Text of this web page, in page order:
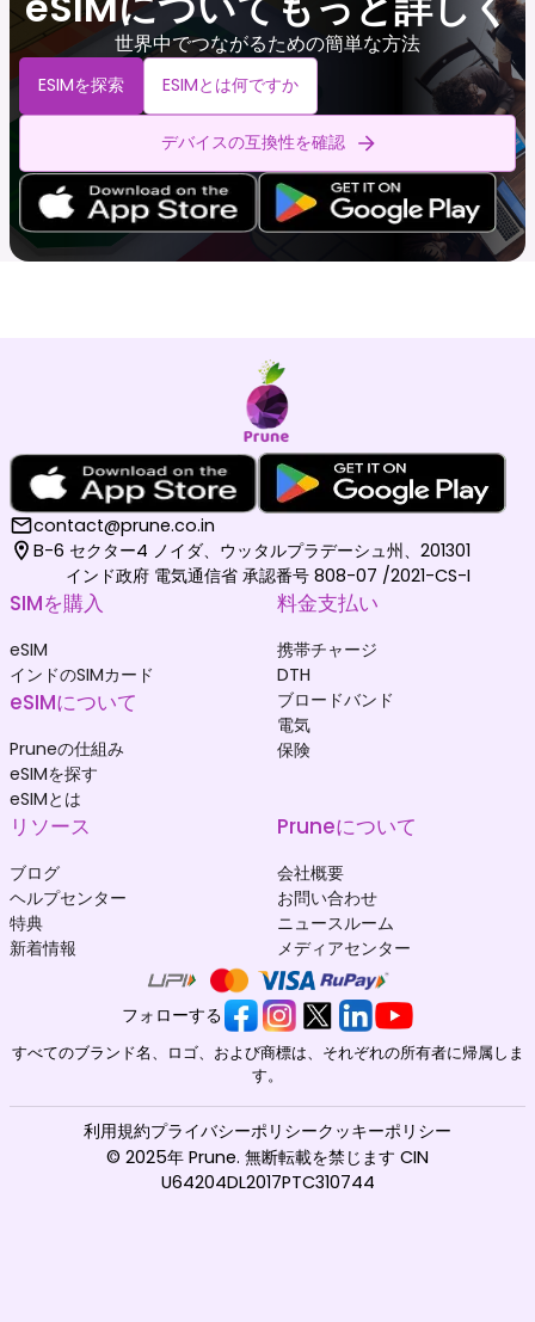
世界中でつながるための簡単な方法
ESIMを探索 ESIMとは何ですか
デバイスの互換性を確認
contact@prune.co.in
B-6 セクター4 ノイダ、ウッタルプラデーシュ州、201301
インド政府 電気通信省 承認番号 808-07 /2021-CS-I
SIMを購入
eSIM
インドのSIMカード
eSIMについて
Pruneの仕組み
eSIMを探す
eSIMとは
料金支払い
携帯チャージ
DTH
ブロードバンド
電気
保険
リソース
ブログ
ヘルプセンター
特典
新着情報
Pruneについて
会社概要
お問い合わせ
ニュースルーム
メディアセンター
フォローする
すべてのブランド名、ロゴ、および商標は、それぞれの所有者に帰属しま
す。
© 2025年 Prune. 無断転載を禁じます CIN
U64204DL2017PTC310744
利用規約プライバシーポリシークッキーポリシー